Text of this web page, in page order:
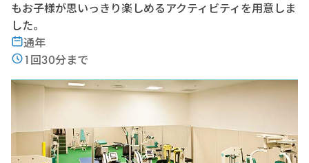
もお子様が思いっきり楽しめるアクティビティを用意しま
した。
通年
1回30分まで